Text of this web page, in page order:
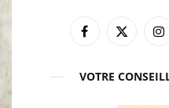
Facebook
X
VOTRE